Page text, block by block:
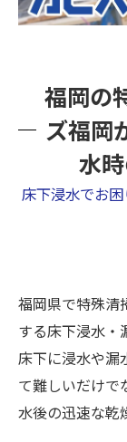
福岡の
ズ福岡
水
床下浸水でお
福岡県で特殊清
する床下浸水・
床下に浸水や漏
て難しいだけで
水後の迅速な乾